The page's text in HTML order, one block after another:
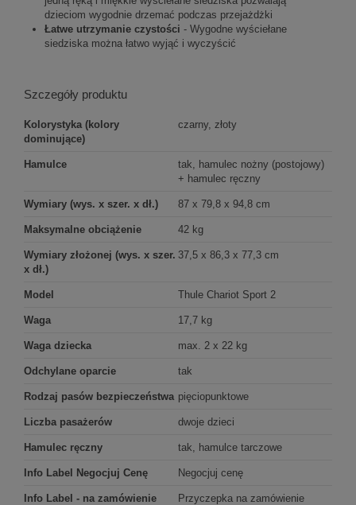
dzieciom wygodnie drzemać podczas przejażdżki
Łatwe utrzymanie czystości - Wygodne wyściełane
siedziska można łatwo wyjąć i wyczyścić
Szczegóły produktu
Kolorystyka (kolory
dominujące)
czarny, złoty
Hamulce
tak, hamulec nożny (postojowy)
+ hamulec ręczny
Wymiary (wys. x szer. x dł.) 87 x 79,8 x 94,8 cm
Maksymalne obciążenie 42 kg
Wymiary złożonej (wys. x szer.
x dł.)
37,5 x 86,3 x 77,3 cm
Model Thule Chariot Sport 2
Waga 17,7 kg
Waga dziecka max. 2 x 22 kg
Odchylane oparcie tak
Rodzaj pasów bezpieczeństwa pięciopunktowe
Liczba pasażerów dwoje dzieci
Hamulec ręczny tak, hamulce tarczowe
Info Label Negocjuj Cenę Negocjuj cenę
Info Label - na zamówienie Przyczepka na zamówienie